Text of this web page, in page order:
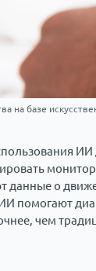
на базе
ИИ
данные о
помогают
чем